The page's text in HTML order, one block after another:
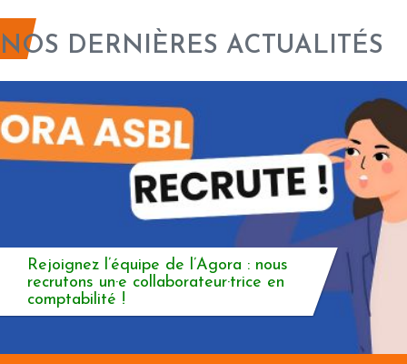
NOS DERNIÈRES ACTUALITÉS
Rejoignez l’équipe de l’Agora : nous
recrutons un·e collaborateur·trice en
comptabilité !